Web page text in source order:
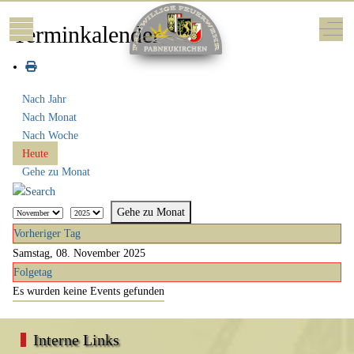
Mobile Menu Toggle Off-
Terminkalender
Nach Jahr
Nach Monat
Nach Woche
Heute
Gehe zu Monat
Gehe zu Monat
Vorheriger Tag
Samstag, 08. November 2025
Folgetag
Es wurden keine Events gefunden
Interne Links